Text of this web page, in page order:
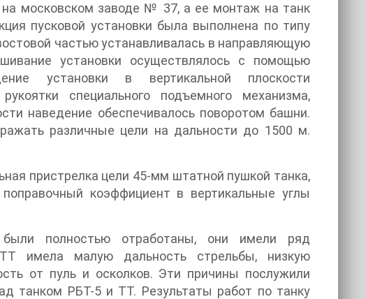
на московском заводе № 37, а ее монтаж на танк
пусковой установки была выполнена по типу
частью устанавливалась в направляющую
установки осуществлялось с помощью
установки в вертикальной плоскости
специального подъемного механизма,
наведение обеспечивалось поворотом башни.
различные цели на дальности до 1500 м.
пристрелка цели 45-мм штатной пушкой танка,
коэффициент в вертикальные углы
полностью отработаны, они имели ряд
имела малую дальность стрельбы, низкую
от пуль и осколков. Эти причины послужили
танком РБТ-5 и ТТ. Результаты работ по танку